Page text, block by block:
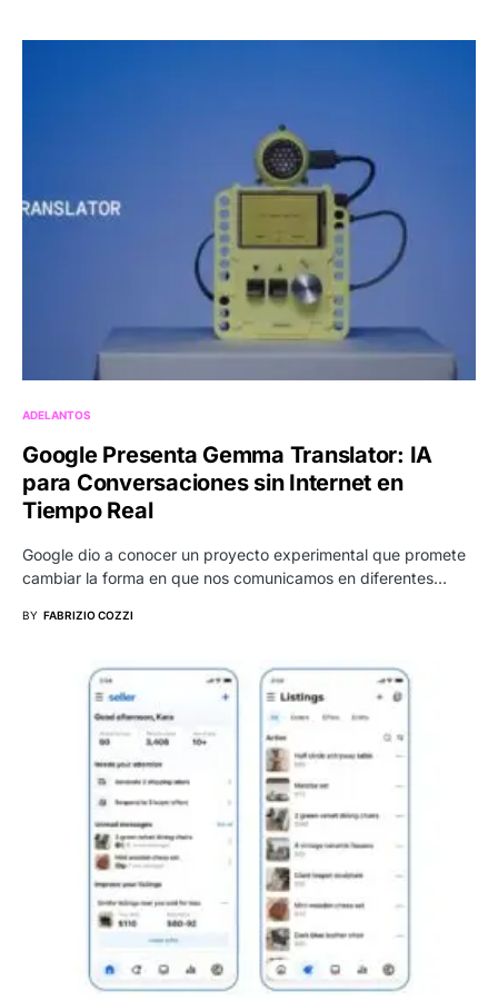
ADELANTOS
Google Presenta Gemma Translator: IA
para Conversaciones sin Internet en
Tiempo Real
Google dio a conocer un proyecto experimental que promete
cambiar la forma en que nos comunicamos en diferentes…
BY FABRIZIO COZZI